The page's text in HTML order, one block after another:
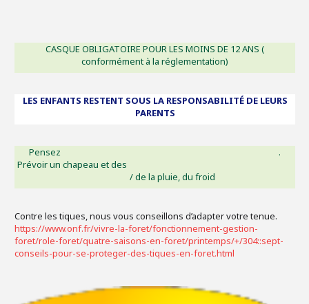
CASQUE OBLIGATOIRE POUR LES MOINS DE 12 ANS (
conformément à la réglementation)
LES ENFANTS RESTENT SOUS LA RESPONSABILITÉ DE LEURS
PARENTS
Pensez à r
.
Prévoir un chapeau et des vê
/ de la pluie, du froid
Contre les tiques, nous vous conseillons d’adapter votre tenue.
https://www.onf.fr/vivre-la-foret/fonctionnement-gestion-
foret/role-foret/quatre-saisons-en-foret/printemps/+/304::sept-
conseils-pour-se-proteger-des-tiques-en-foret.html